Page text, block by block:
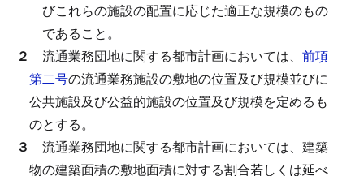
びこれらの施設の配置に応じた適正な規模のもの
であること。
２ 流通業務団地に関する都市計画においては、 前項
第二号の流通業務施設の敷地の位置及び規模並びに
公共施設及び公益的施設の位置及び規模を定めるも
のとする。
３ 流通業務団地に関する都市計画においては、建築
物の建築面積の敷地面積に対する割合若しくは延べ